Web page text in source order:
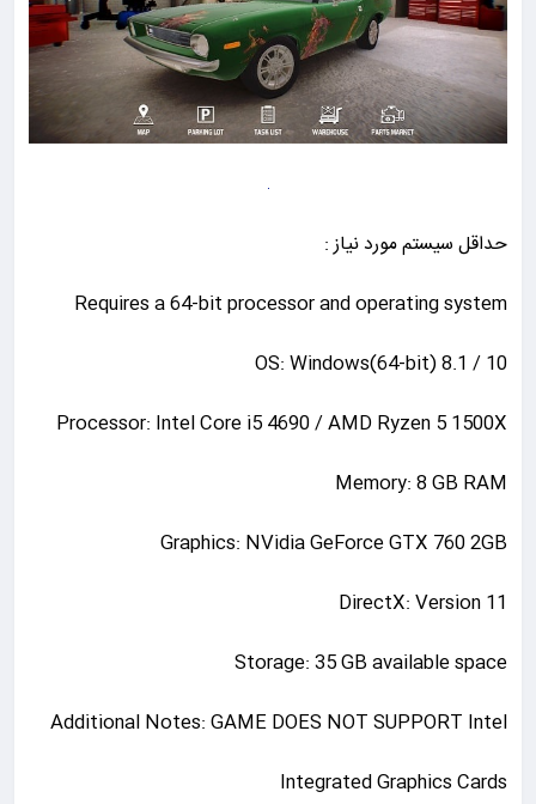
حداقل سیستم مورد نیاز :
Requires a 64-bit processor and operating system
OS: Windows(64-bit) 8.1 / 10
Processor: Intel Core i5 4690 / AMD Ryzen 5 1500X
Memory: 8 GB RAM
Graphics: NVidia GeForce GTX 760 2GB
DirectX: Version 11
Storage: 35 GB available space
Additional Notes: GAME DOES NOT SUPPORT Intel
Integrated Graphics Cards